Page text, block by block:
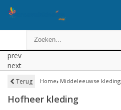
prev
next
Terug Home Middeleeuwse kleding
Hofheer kleding